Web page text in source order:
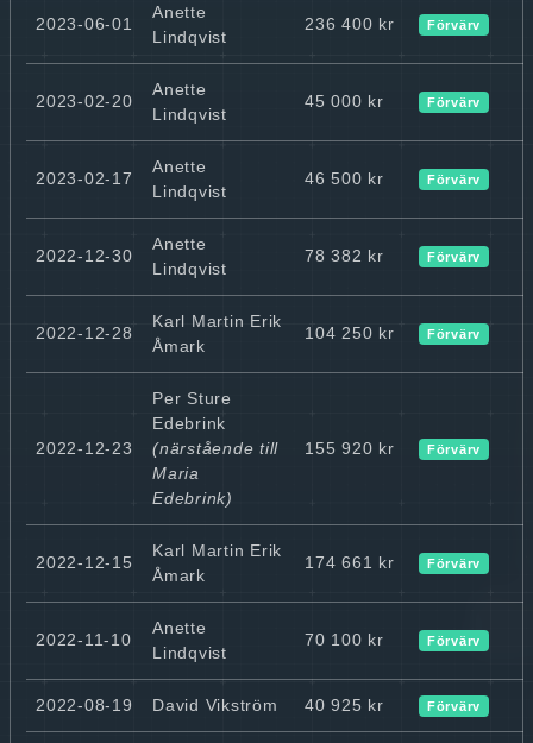
2023-06-01
Anette
Lindqvist
236 400 kr Förvärv
2023-02-20
Anette
Lindqvist
45 000 kr Förvärv
2023-02-17
Anette
Lindqvist
46 500 kr Förvärv
2022-12-30
Anette
Lindqvist
78 382 kr Förvärv
2022-12-28
Karl Martin Erik
Åmark
104 250 kr Förvärv
2022-12-23
Per Sture
Edebrink
(närstående till
Maria
Edebrink)
155 920 kr Förvärv
2022-12-15
Karl Martin Erik
Åmark
174 661 kr Förvärv
2022-11-10
Anette
Lindqvist
70 100 kr Förvärv
2022-08-19 David Vikström 40 925 kr Förvärv